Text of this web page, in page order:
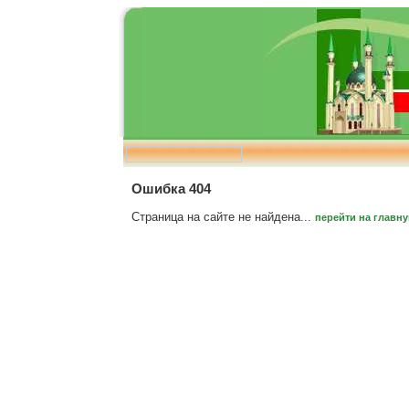
Ошибка 404
Страница на сайте не найдена... перейти на